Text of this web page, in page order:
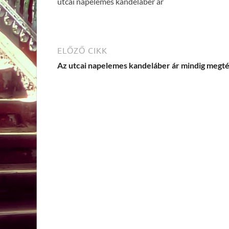
ELŐZŐ CIKK
Az utcai napelemes kandeláber ár mindig